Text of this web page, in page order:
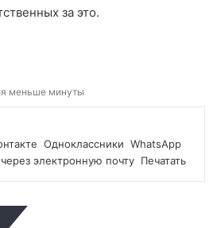
за это.
меньше минуты
Одноклассники WhatsApp
электронную почту Печатать